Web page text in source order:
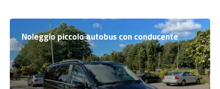
Noleggio piccolo autobus con conducente